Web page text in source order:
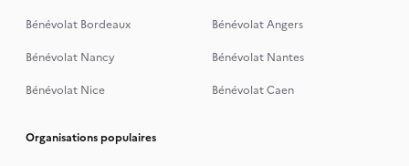
Bénévolat Bordeaux
Bénévolat Angers
Bénévolat Nancy
Bénévolat Nantes
Bénévolat Nice
Bénévolat Caen
Organisations populaires